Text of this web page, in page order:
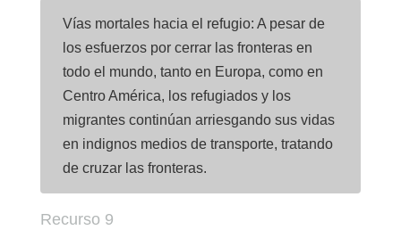
Vías mortales hacia el refugio: A pesar de
los esfuerzos por cerrar las fronteras en
todo el mundo, tanto en Europa, como en
Centro América, los refugiados y los
migrantes continúan arriesgando sus vidas
en indignos medios de transporte, tratando
de cruzar las fronteras.
Recurso 9